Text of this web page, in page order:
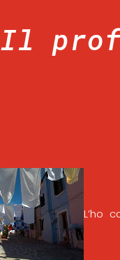
Il
L’ho